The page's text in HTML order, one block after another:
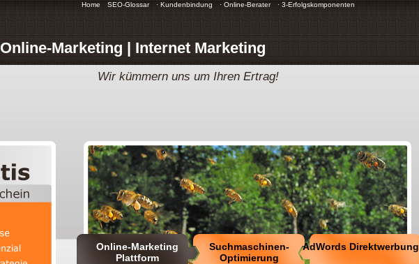
Online-Marketing | Internet Marketing
Wir kümmern uns um Ihren Ertrag!
Online-Marketing
Plattform
Suchmaschinen-
Optimierung
AdWords Direktwerbung
Home SEO-Glossar · Kundenbindung · Online-Berater · 3-Erfolgskomponenten